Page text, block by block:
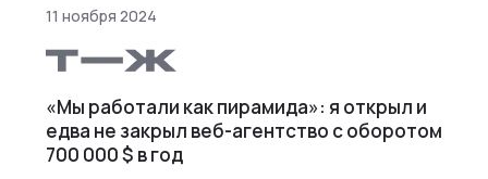
11 ноября 2024
«Мы работали как пирамида»: я открыл и
едва не закрыл веб⁠-⁠агентство с оборотом
700 000 $ в год